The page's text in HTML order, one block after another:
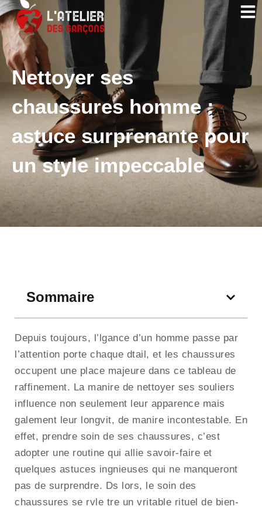
Nettoyer ses
chaussures homme :
astuce surprenante pour
un style impeccable
Sommaire
Depuis toujours, l’lgance d’un homme passe par
l’attention porte chaque dtail, et les chaussures
occupent une place majeure dans ce tableau de
raffinement. La manire de nettoyer ses souliers
influence non seulement leur apparence mais
galement leur longvit, de manire incontestable. En
effet, prendre soin de ses chaussures, c’est
adopter une routine qui allie savoir-faire et
quelques astuces ingnieuses qui ne manqueront
pas de surprendre. Ds lors, le soin des
chaussures se rvle tre un vritable rituel de bien-